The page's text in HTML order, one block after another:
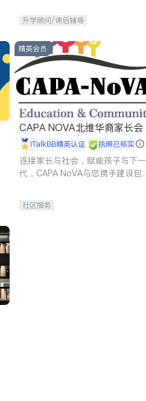
升学顾问/课后辅导
精英会员
CAPA NOVA北维华裔家长会
iTalkBB精英认证 执照已核实
连接家长与社会，赋能孩子与下一
代，CAPA NoVA与您携手建设包
社区服务